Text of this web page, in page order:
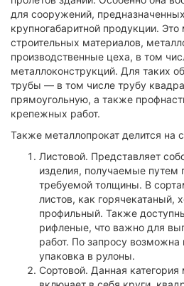
для сооружений,
крупногабаритной продукции.
строительных материалов,
производственные цеха, в том
металлоконструкций. Для таких
трубы — в том числе трубу
прямоугольную, а также
крепежных работ.
Также металлопрокат делится на
Листовой. Представляет
изделия, получаемые путем
требуемой толщины. В
листов, как горячекатаный,
профильный. Также
рифленые, что важно для
работ. По запросу
упаковка в рулоны.
Сортовой. Данная